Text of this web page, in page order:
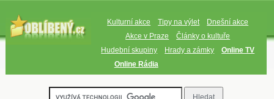
Kulturní akce Tipy na výlet
Dnešní akce
Akce v Praze
Články o kultuře
Hudební skupiny
Hrady a zámky
Online TV
Online Rádia